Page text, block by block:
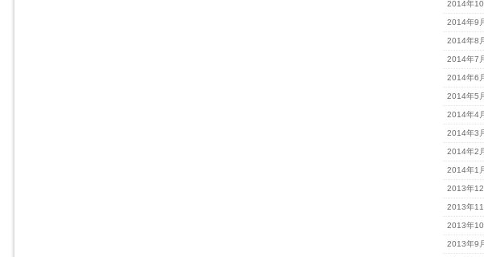
2014年10
2014年9
2014年8
2014年7
2014年6
2014年5
2014年4
2014年3
2014年2
2014年1
2013年12
2013年11
2013年10
2013年9